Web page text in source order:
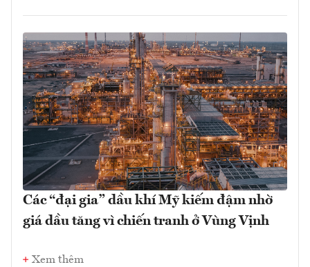
Các “đại gia” dầu khí Mỹ kiếm đậm nhờ
giá dầu tăng vì chiến tranh ở Vùng Vịnh
Xem thêm